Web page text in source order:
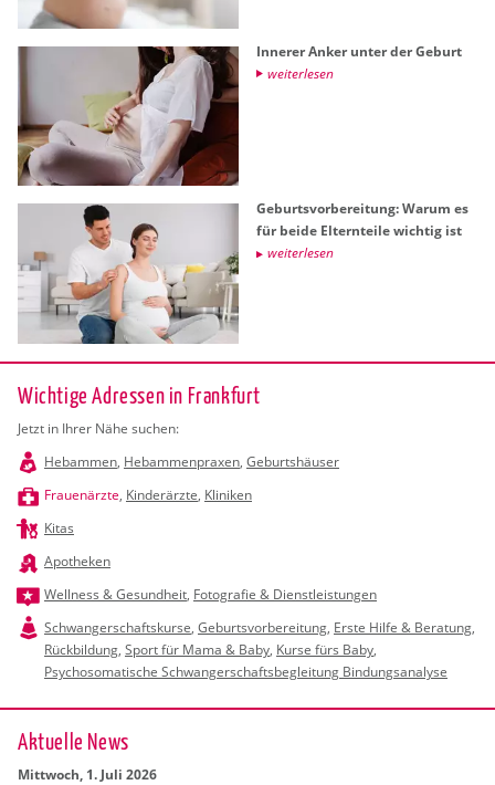
In­ne­rer Anker unter der Ge­burt
wei­ter­le­sen
Ge­burts­vor­be­rei­tung: Warum es
für beide El­tern­tei­le wich­tig ist
wei­ter­le­sen
Wichtige Adressen in Frankfurt
Jetzt in Ihrer Nähe suchen:
Hebammen, Hebammenpraxen, Geburtshäuser
Frauenärzte, Kinderärzte, Kliniken
Kitas
Apotheken
Wellness & Gesundheit, Fotografie & Dienstleistungen
Schwangerschaftskurse, Geburtsvorbereitung, Erste Hilfe & Beratung,
Rückbildung, Sport für Mama & Baby, Kurse fürs Baby,
Psychosomatische Schwangerschaftsbegleitung Bindungsanalyse
Ak­tu­el­le News
Mitt­woch, 1. Juli 2026